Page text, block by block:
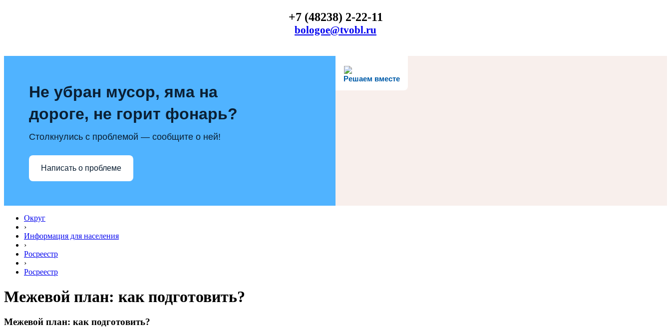
+7 (48238) 2-22-11
bologoe@tvobl.ru
Решаем вместе
Не убран мусор, яма на
дороге, не горит фонарь?
Столкнулись с проблемой — сообщите о ней!
Написать о проблеме
Округ
›
Информация для населения
›
Росреестр
›
Росреестр
Межевой план: как подготовить?
Межевой план: как подготовить?